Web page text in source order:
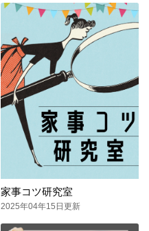
家事コツ研究室
2025年04年15日更新